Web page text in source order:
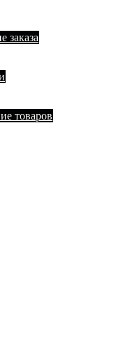
заказа
товаров